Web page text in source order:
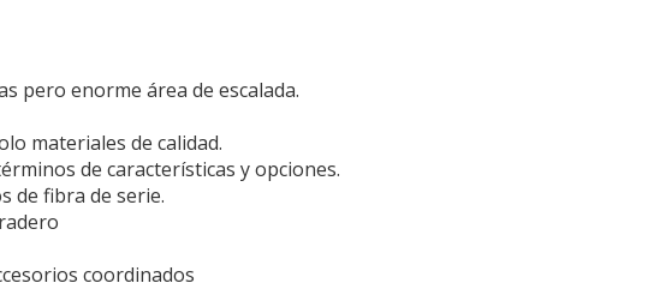
pero enorme área de escalada.
materiales de calidad.
de características y opciones.
de fibra de serie.
coordinados